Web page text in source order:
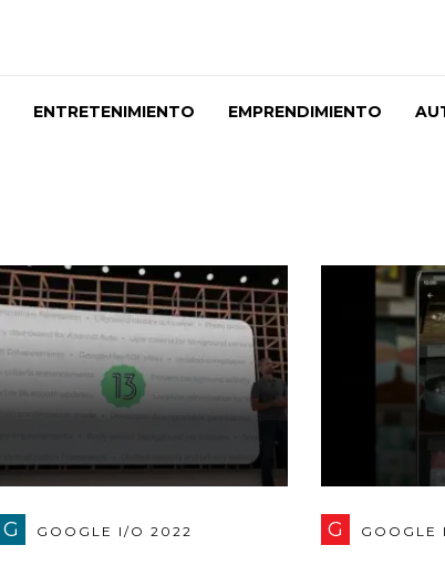
ENTRETENIMIENTO EMPRENDIMIENTO
G GOOGLE I/O 2022 G GOOGLE